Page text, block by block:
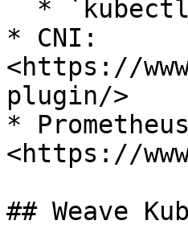
* CNI:
<https://
plugin/>
*
<https://
## Weave